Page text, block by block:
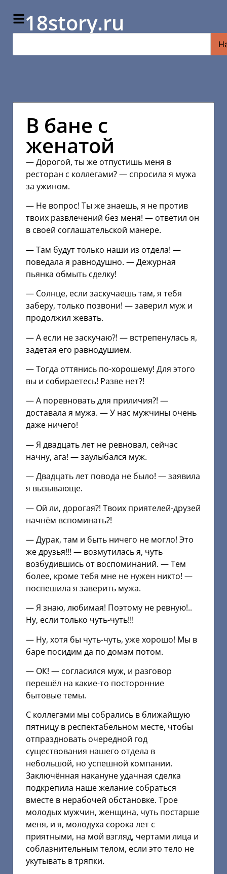
18story.ru
В бане с
женатой
— Дорогой, ты же отпустишь меня в
ресторан с коллегами? — спросила я мужа
за ужином.
— Не вопрос! Ты же знаешь, я не против
твоих развлечений без меня! — ответил он
в своей соглашательской манере.
— Там будут только наши из отдела! —
поведала я равнодушно. — Дежурная
пьянка обмыть сделку!
— Солнце, если заскучаешь там, я тебя
заберу, только позвони! — заверил муж и
продолжил жевать.
— А если не заскучаю?! — встрепенулась я,
задетая его равнодушием.
— Тогда оттянись по-хорошему! Для этого
вы и собираетесь! Разве нет?!
— А поревновать для приличия?! —
доставала я мужа. — У нас мужчины очень
даже ничего!
— Я двадцать лет не ревновал, сейчас
начну, ага! — заулыбался муж.
— Двадцать лет повода не было! — заявила
я вызывающе.
— Ой ли, дорогая?! Твоих приятелей-друзей
начнём вспоминать?!
— Дурак, там и быть ничего не могло! Это
же друзья!!! — возмутилась я, чуть
возбудившись от воспоминаний. — Тем
более, кроме тебя мне не нужен никто! —
поспешила я заверить мужа.
— Я знаю, любимая! Поэтому не ревную!..
Ну, если только чуть-чуть!!!
— Ну, хотя бы чуть-чуть, уже хорошо! Мы в
баре посидим да по домам потом.
— ОК! — согласился муж, и разговор
перешёл на какие-то посторонние
бытовые темы.
С коллегами мы собрались в ближайшую
пятницу в респектабельном месте, чтобы
отпраздновать очередной год
существования нашего отдела в
небольшой, но успешной компании.
Заключённая накануне удачная сделка
подкрепила наше желание собраться
вместе в нерабочей обстановке. Трое
молодых мужчин, женщина, чуть постарше
меня, и я, молодуха сорока лет с
приятными, на мой взгляд, чертами лица и
соблазнительным телом, если это тело не
укутывать в тряпки.